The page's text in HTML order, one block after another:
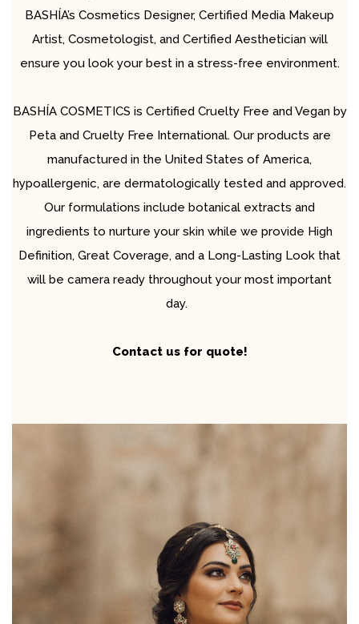
BASHÍA’s Cosmetics Designer, Certified Media Makeup
Artist, Cosmetologist, and Certified Aesthetician will
ensure you look your best in a stress-free environment.
BASHÍA COSMETICS is Certified Cruelty Free and Vegan by
Peta and Cruelty Free International. Our products are
manufactured in the United States of America,
hypoallergenic, are dermatologically tested and approved.
Our formulations include botanical extracts and
ingredients to nurture your skin while we provide High
Definition, Great Coverage, and a Long-Lasting Look that
will be camera ready throughout your most important
day.
Contact us for quote!